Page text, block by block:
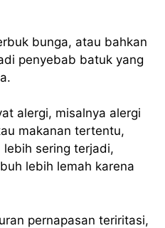
bunga, atau bahkan
penyebab batuk yang
alergi, misalnya alergi
makanan tertentu,
sering terjadi,
lebih lemah karena
pernapasan teriritasi,